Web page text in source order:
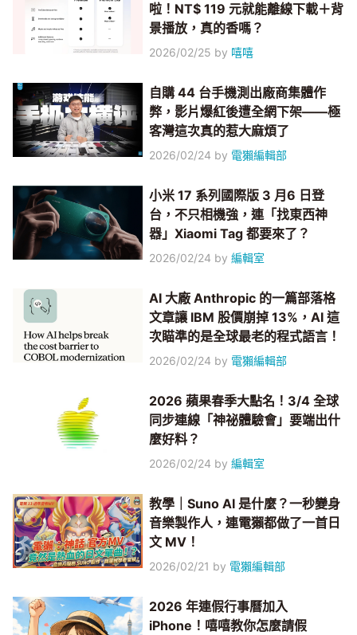
啦！NT$ 119 元就能離線下載＋背
景播放，真的香嗎？
2026/02/25 by 嘻嘻
自購 44 台手機測出廠商集體作
弊，影片爆紅後遭全網下架——極
客灣這次真的惹大麻煩了
2026/02/24 by 電獺編輯部
小米 17 系列國際版 3 月6 日登
台，不只相機強，連「找東西神
器」Xiaomi Tag 都要來了？
2026/02/24 by編輯室
AI 大廠 Anthropic 的一篇部落格
文章讓 IBM 股價崩掉 13%，AI 這
次瞄準的是全球最老的程式語言！
2026/02/24 by 電獺編輯部
2026 蘋果春季大點名！3/4 全球
同步連線「神祕體驗會」要端出什
麼好料？
2026/02/24 by編輯室
教學｜Suno AI 是什麼？一秒變身
音樂製作人，連電獺都做了一首日
文 MV！
2026/02/21 by 電獺編輯部
2026 年連假行事曆加入
iPhone！嘻嘻教你怎麼請假